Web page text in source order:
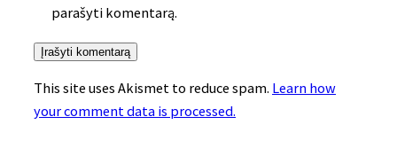
parašyti komentarą.
This site uses Akismet to reduce spam. Learn how
your comment data is processed.